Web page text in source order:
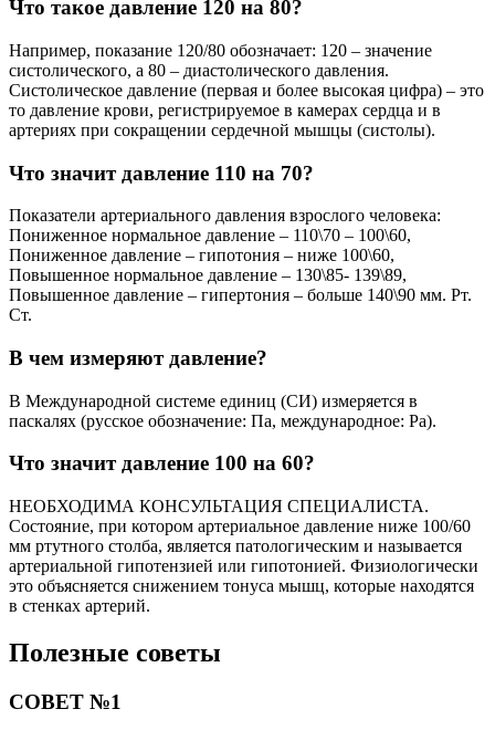
Что такое давление 120 на 80?
Например, показание 120/80 обозначает: 120 – значение
систолического, а 80 – диастолического давления.
Систолическое давление (первая и более высокая цифра) – это
то давление крови, регистрируемое в камерах сердца и в
артериях при сокращении сердечной мышцы (систолы).
Что значит давление 110 на 70?
Показатели артериального давления взрослого человека:
Пониженное нормальное давление – 110\70 – 100\60,
Пониженное давление – гипотония – ниже 100\60,
Повышенное нормальное давление – 130\85- 139\89,
Повышенное давление – гипертония – больше 140\90 мм. Рт.
Ст.
В чем измеряют давление?
В Международной системе единиц (СИ) измеряется в
паскалях (русское обозначение: Па, международное: Pa).
Что значит давление 100 на 60?
НЕОБХОДИМА КОНСУЛЬТАЦИЯ СПЕЦИАЛИСТА.
Состояние, при котором артериальное давление ниже 100/60
мм ртутного столба, является патологическим и называется
артериальной гипотензией или гипотонией. Физиологически
это объясняется снижением тонуса мышц, которые находятся
в стенках артерий.
Полезные советы
СОВЕТ №1